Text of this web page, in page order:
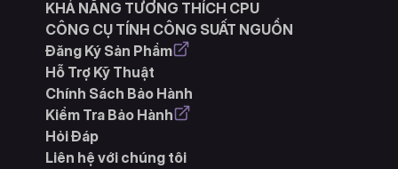
KHẢ NĂNG TƯƠNG THÍCH CPU
CÔNG CỤ TÍNH CÔNG SUẤT NGUỒN
Đăng Ký Sản Phẩm
Hỗ Trợ Kỹ Thuật
Chính Sách Bảo Hành
Kiểm Tra Bảo Hành
Hỏi Đáp
Liên hệ với chúng tôi